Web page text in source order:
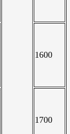
1600
1700